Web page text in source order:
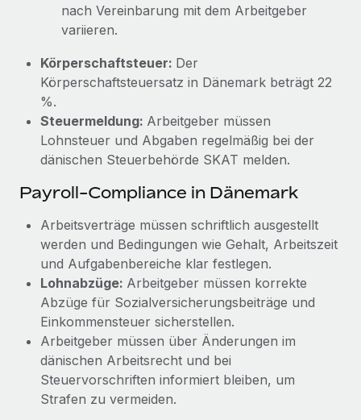
nach Vereinbarung mit dem Arbeitgeber
variieren.
Körperschaftsteuer: Der
Körperschaftsteuersatz in Dänemark beträgt 22
%.
Steuermeldung: Arbeitgeber müssen
Lohnsteuer und Abgaben regelmäßig bei der
dänischen Steuerbehörde SKAT melden.
Payroll-Compliance in Dänemark
Arbeitsverträge müssen schriftlich ausgestellt
werden und Bedingungen wie Gehalt, Arbeitszeit
und Aufgabenbereiche klar festlegen.
Lohnabzüge: Arbeitgeber müssen korrekte
Abzüge für Sozialversicherungsbeiträge und
Einkommensteuer sicherstellen.
Arbeitgeber müssen über Änderungen im
dänischen Arbeitsrecht und bei
Steuervorschriften informiert bleiben, um
Strafen zu vermeiden.